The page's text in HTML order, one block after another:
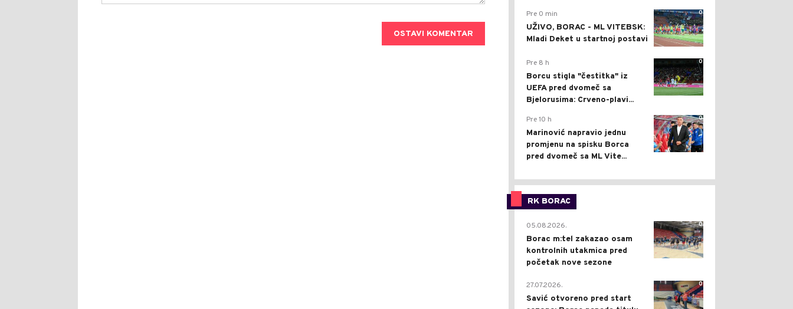
OSTAVI KOMENTAR
0
Pre 0 min
UŽIVO, BORAC - ML VITEBSK:
Mladi Deket u startnoj postavi
0
Pre 8 h
Borcu stigla "čestitka" iz
UEFA pred dvomeč sa
Bjelorusima: Crveno-plavi...
0
Pre 10 h
Marinović napravio jednu
promjenu na spisku Borca
pred dvomeč sa ML Vite...
RK BORAC
0
05.08.2026.
Borac m:tel zakazao osam
kontrolnih utakmica pred
početak nove sezone
0
27.07.2026.
Savić otvoreno pred start